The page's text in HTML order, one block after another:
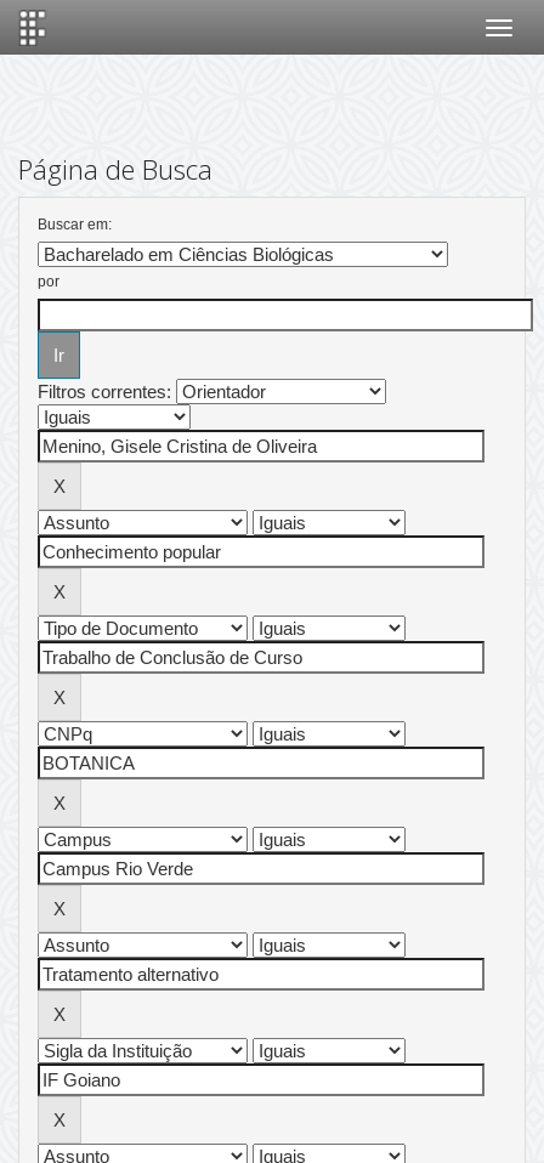
Página de Busca
Buscar em:
por
Filtros correntes: